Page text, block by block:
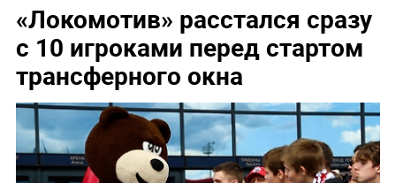
«Локомотив» расстался сразу
с 10 игроками перед стартом
трансферного окна